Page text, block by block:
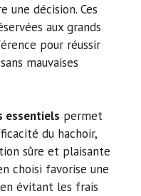
une décision. Ces
aux grands
pour réussir
mauvaises
essentiels permet
du hachoir,
sûre et plaisante
choisi favorise une
évitant les frais